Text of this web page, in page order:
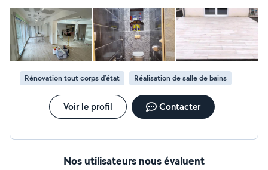
Rénovation tout corps d’état Réalisation de salle de bains
Voir le profil Contacter
Nos utilisateurs nous évaluent